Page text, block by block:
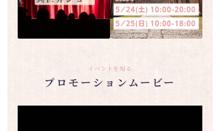
イベントを知る
プロモーションムービー